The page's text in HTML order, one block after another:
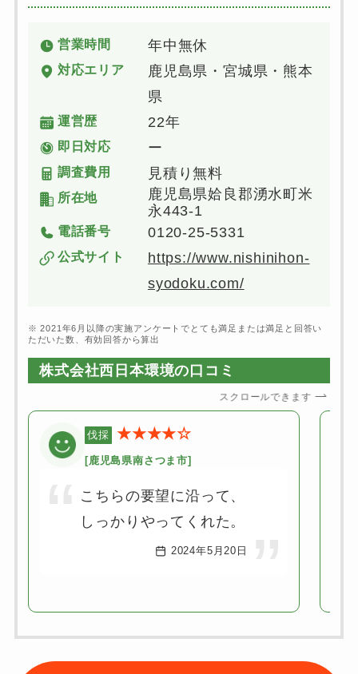
営業時間 年中無休
対応エリア
鹿児島県・宮城県・熊本
県
運営歴 22年
即日対応 ー
調査費用 見積り無料
所在地
鹿児島県姶良郡湧水町米
永443-1
電話番号 0120-25-5331
公式サイト
https://www.nishinihon-
syodoku.com/
※ 2021年6月以降の実施アンケートでとても満足または満足と回答い
ただいた数、有効回答から算出
株式会社西日本環境の口コミ
スクロールできます
伐採 ★★★★☆
[鹿児島県南さつま市]
こちらの要望に沿って、
しっかりやってくれた。
2024年5月20日